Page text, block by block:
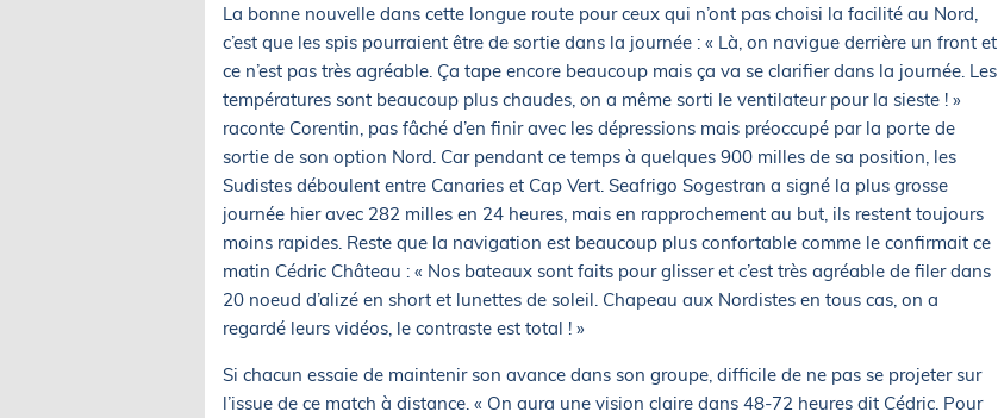
La bonne nouvelle dans cette longue route pour ceux qui n’ont pas choisi la facilité au Nord,
c’est que les spis pourraient être de sortie dans la journée : « Là, on navigue derrière un front et
ce n’est pas très agréable. Ça tape encore beaucoup mais ça va se clarifier dans la journée. Les
températures sont beaucoup plus chaudes, on a même sorti le ventilateur pour la sieste ! »
raconte Corentin, pas fâché d’en finir avec les dépressions mais préoccupé par la porte de
sortie de son option Nord. Car pendant ce temps à quelques 900 milles de sa position, les
Sudistes déboulent entre Canaries et Cap Vert. Seafrigo Sogestran a signé la plus grosse
journée hier avec 282 milles en 24 heures, mais en rapprochement au but, ils restent toujours
moins rapides. Reste que la navigation est beaucoup plus confortable comme le confirmait ce
matin Cédric Château : « Nos bateaux sont faits pour glisser et c’est très agréable de filer dans
20 noeud d’alizé en short et lunettes de soleil. Chapeau aux Nordistes en tous cas, on a
regardé leurs vidéos, le contraste est total ! »
Si chacun essaie de maintenir son avance dans son groupe, difficile de ne pas se projeter sur
l’issue de ce match à distance. « On aura une vision claire dans 48-72 heures dit Cédric. Pour